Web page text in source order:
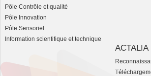
Pôle Contrôle et qualité
Pôle Innovation
Pôle Sensoriel
Information scientifique et technique
ACTALIA